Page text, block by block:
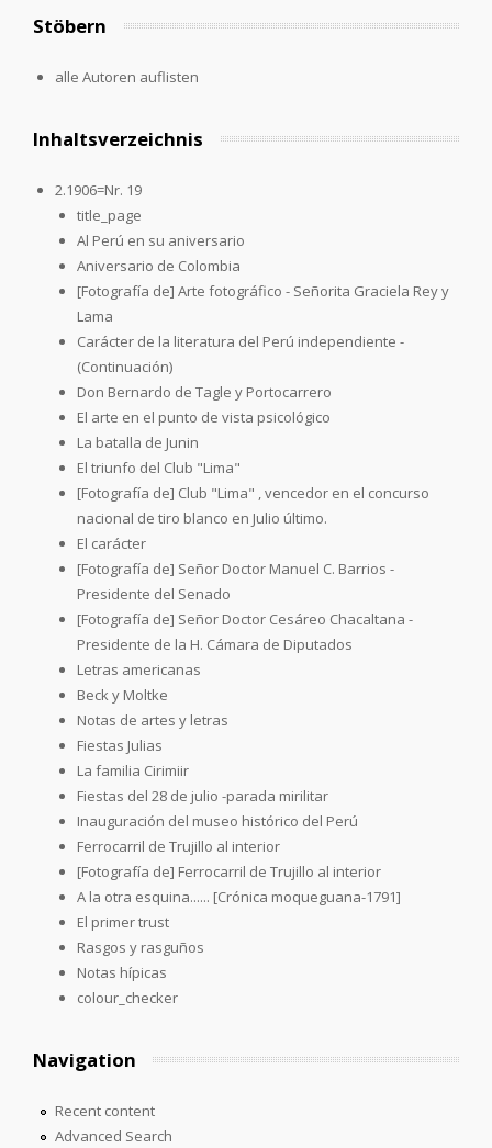
Stöbern
alle Autoren auflisten
Inhaltsverzeichnis
2.1906=Nr. 19
title_page
Al Perú en su aniversario
Aniversario de Colombia
[Fotografía de] Arte fotográfico - Señorita Graciela Rey y
Lama
Carácter de la literatura del Perú independiente -
(Continuación)
Don Bernardo de Tagle y Portocarrero
El arte en el punto de vista psicológico
La batalla de Junin
El triunfo del Club "Lima"
[Fotografía de] Club "Lima" , vencedor en el concurso
nacional de tiro blanco en Julio último.
El carácter
[Fotografía de] Señor Doctor Manuel C. Barrios -
Presidente del Senado
[Fotografía de] Señor Doctor Cesáreo Chacaltana -
Presidente de la H. Cámara de Diputados
Letras americanas
Beck y Moltke
Notas de artes y letras
Fiestas Julias
La familia Cirimiir
Fiestas del 28 de julio -parada mirilitar
Inauguración del museo histórico del Perú
Ferrocarril de Trujillo al interior
[Fotografía de] Ferrocarril de Trujillo al interior
A la otra esquina...... [Crónica moqueguana-1791]
El primer trust
Rasgos y rasguños
Notas hípicas
colour_checker
Navigation
Recent content
Advanced Search